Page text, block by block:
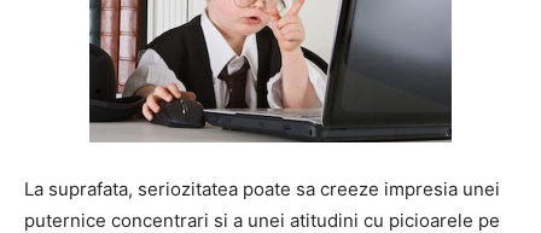
La suprafata, seriozitatea poate sa creeze impresia unei
puternice concentrari si a unei atitudini cu picioarele pe